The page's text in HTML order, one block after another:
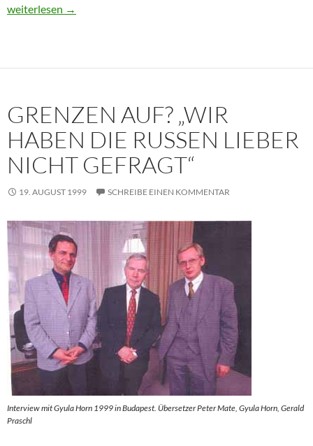
Historisches Dokument: Die Trauerrede für Erich Mielke (1907-
weiterlesen →
GRENZEN AUF? „WIR
HABEN DIE RUSSEN LIEBER
NICHT GEFRAGT“
19. AUGUST 1999 SCHREIBE EINEN KOMMENTAR
Interview mit Gyula Horn 1999 in Budapest. Übersetzer Peter Mate, Gyula Horn, Gerald
Praschl